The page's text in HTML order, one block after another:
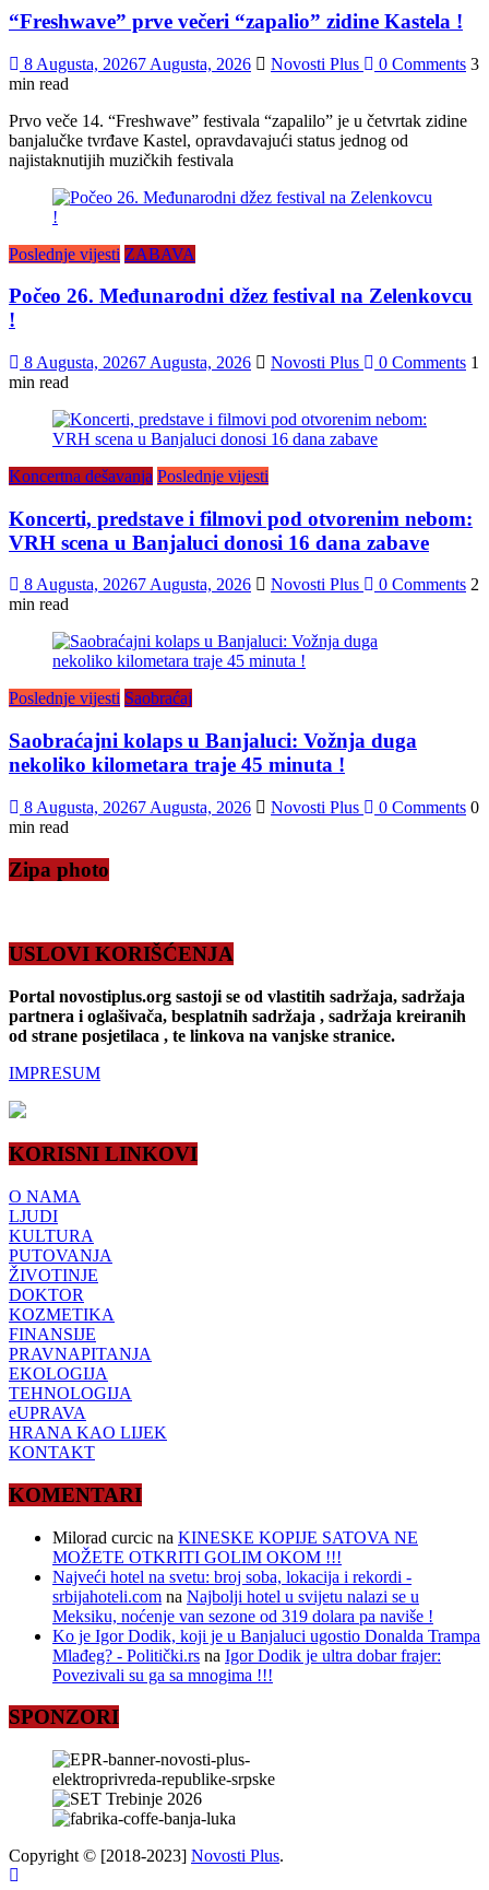
“Freshwave” prve večeri “zapalio” zidine Kastela !
8 Augusta, 20267 Augusta, 2026 Novosti Plus 0 Comments 3
min read
Prvo veče 14. “Freshwave” festivala “zapalilo” je u četvrtak zidine
banjalučke tvrđave Kastel, opravdavajući status jednog od
najistaknutijih muzičkih festivala
Poslednje vijesti ZABAVA
Počeo 26. Međunarodni džez festival na Zelenkovcu
!
8 Augusta, 20267 Augusta, 2026 Novosti Plus 0 Comments 1
min read
Koncertna dešavanja Poslednje vijesti
Koncerti, predstave i filmovi pod otvorenim nebom:
VRH scena u Banjaluci donosi 16 dana zabave
8 Augusta, 20267 Augusta, 2026 Novosti Plus 0 Comments 2
min read
Poslednje vijesti Saobraćaj
Saobraćajni kolaps u Banjaluci: Vožnja duga
nekoliko kilometara traje 45 minuta !
8 Augusta, 20267 Augusta, 2026 Novosti Plus 0 Comments 0
min read
Zipa photo
USLOVI KORIŠĆENJA
Portal novostiplus.org sastoji se od vlastitih sadržaja, sadržaja
partnera i oglašivača, besplatnih sadržaja , sadržaja kreiranih
od strane posjetilaca , te linkova na vanjske stranice.
IMPRESUM
KORISNI LINKOVI
O NAMA
LJUDI
KULTURA
PUTOVANJA
ŽIVOTINJE
DOKTOR
KOZMETIKA
FINANSIJE
PRAVNAPITANJA
EKOLOGIJA
TEHNOLOGIJA
eUPRAVA
HRANA KAO LIJEK
KONTAKT
KOMENTARI
Milorad curcic na KINESKE KOPIJE SATOVA NE
MOŽETE OTKRITI GOLIM OKOM !!!
Najveći hotel na svetu: broj soba, lokacija i rekordi -
srbijahoteli.com na Najbolji hotel u svijetu nalazi se u
Meksiku, noćenje van sezone od 319 dolara pa naviše !
Ko je Igor Dodik, koji je u Banjaluci ugostio Donalda Trampa
Mlađeg? - Politički.rs na Igor Dodik je ultra dobar frajer:
Povezivali su ga sa mnogima !!!
SPONZORI
Copyright © [2018-2023] Novosti Plus.